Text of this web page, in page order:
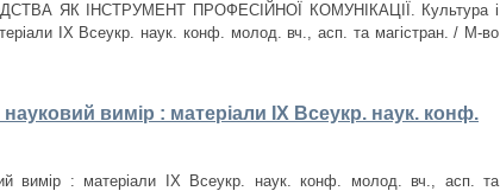
ЯК ІНСТРУМЕНТ ПРОФЕСІЙНОЇ КОМУНІКАЦІЇ. Культура і
IX Всеукр. наук. конф. молод. вч., асп. та магістран. / М-во
вимір : матеріали IX Всеукр. наук. конф.
вимір : матеріали IX Всеукр. наук. конф. молод. вч., асп. та